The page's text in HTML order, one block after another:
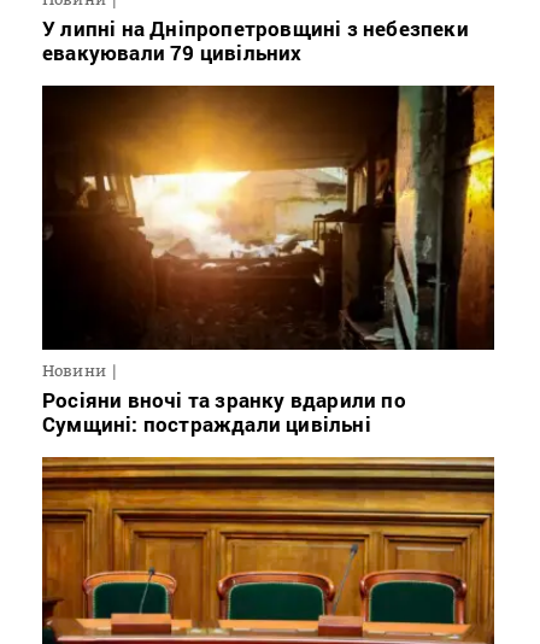
У липні на Дніпропетровщині з небезпеки
евакуювали 79 цивільних
Новини
Росіяни вночі та зранку вдарили по
Сумщині: постраждали цивільні